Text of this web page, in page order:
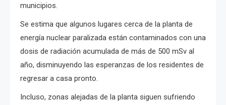
municipios.
Se estima que algunos lugares cerca de la planta de
energía nuclear paralizada están contaminados con una
dosis de radiación acumulada de más de 500 mSv al
año, disminuyendo las esperanzas de los residentes de
regresar a casa pronto.
Incluso, zonas alejadas de la planta siguen sufriendo